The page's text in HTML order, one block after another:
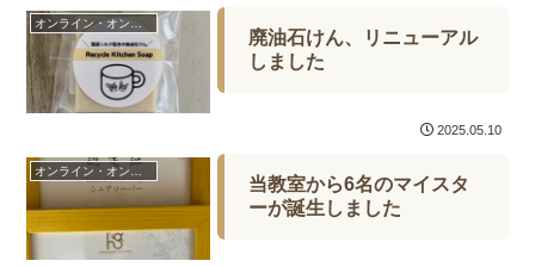
オンライン・オンデマンド
廃油石けん、リニューアル
しました
2025.05.10
当教室から6名のマイスタ
ーが誕生しました